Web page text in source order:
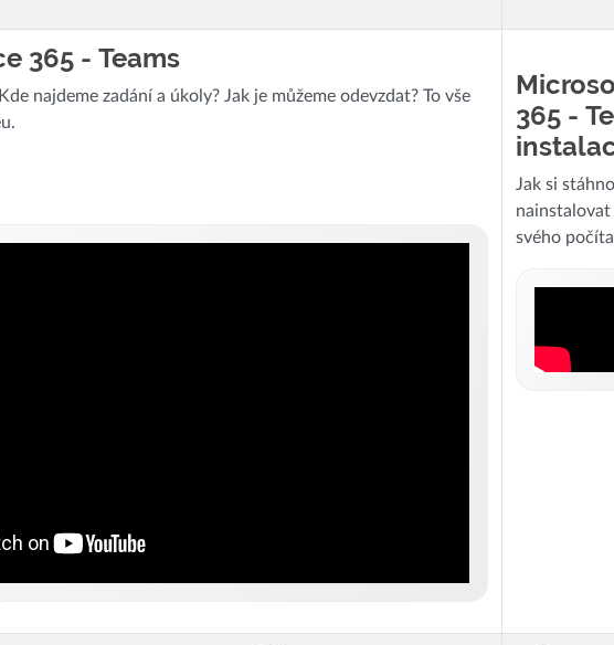
365 - Teams
najdeme zadání a úkoly? Jak je můžeme odevzdat? To vše
365 -
Jak si
nainstalovat
svého